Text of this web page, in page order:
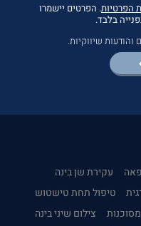
הפרטיות. הפרטים יישמרו
בלבד.
והודעות שיווקיות.
עקירת שן בינה
טיפול תחת טישטוש
צילום שיני בינה